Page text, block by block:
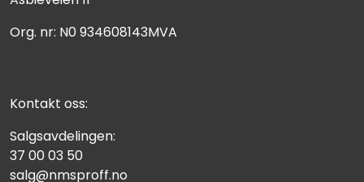
Org. nr: N0 934608143MVA
Kontakt oss:
Salgsavdelingen:
37 00 03 50
salg@nmsproff.no